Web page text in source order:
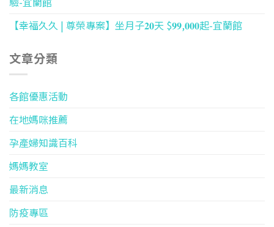
【幸福久久 | 尊榮專案】坐月子𝟐𝟎天 $𝟗𝟗,𝟎𝟎𝟎起-宜蘭館
文章分類
各館優惠活動
在地媽咪推薦
孕產婦知識百科
媽媽教室
最新消息
防疫專區